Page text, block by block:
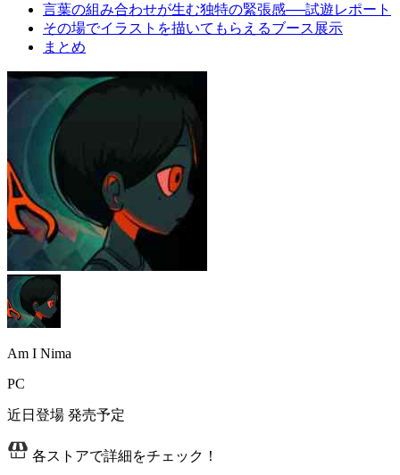
言葉の組み合わせが生む独特の緊張感──試遊レポート
その場でイラストを描いてもらえるブース展示
まとめ
Am I Nima
PC
近日登場 発売予定
各ストアで詳細をチェック！